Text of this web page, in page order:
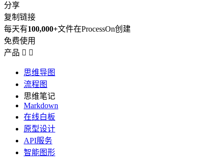
分享
复制链接
每天有100,000+文件在ProcessOn创建
免费使用
产品  
思维导图
流程图
思维笔记
Markdown
在线白板
原型设计
API服务
智能图形